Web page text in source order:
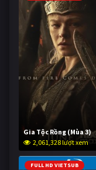
Gia Tộc Rồng (Mùa 3)
2,061,328 lượt xem
FULL HD VIETSUB